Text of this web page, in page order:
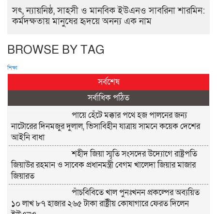
সৎ, ন্যায়নিষ্ঠ, সাহসী ও মানবিক ইউএনও সাবরিনা শারমিন:
কর্মদক্ষতায় মানুষের হৃদয়ে অনন্য এক নাম
BROWSE BY TAG
শিক্ষা
সর্বশেষ
সর্বাধিক পঠিত
পায়ে হেঁটে মক্কার পথে হজ পালনের জন্য
নাটোরের দিনমজুর দুলাল, ভিসাবিহীন যাত্রায় সামনে কয়েক দেশের
আইনি বাধা
শহীদ জিয়া স্মৃতি সংসদের উদ্যোগে রাষ্ট্রপতি
জিয়াউর রহমান ও সাবেক প্রধানমন্ত্রী বেগম খালেদা জিয়ার মাজার
জিয়ারত
পাঁচবিবিতে খাল পুনঃখনন প্রকল্পের অব্যয়িত
১০ লাখ ৮৭ হাজার ২৬৫ টাকা রাষ্ট্রীয় কোষাগারে ফেরত দিলেন